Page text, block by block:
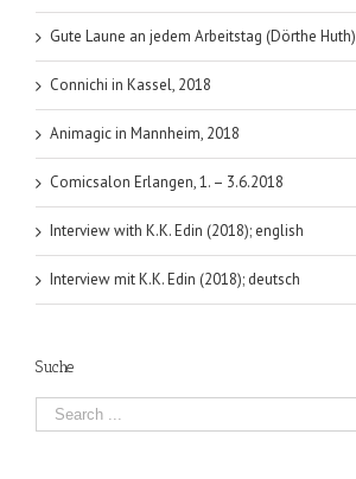
Gute Laune an jedem Arbeitstag (Dörthe Huth)
Connichi in Kassel, 2018
Animagic in Mannheim, 2018
Comicsalon Erlangen, 1. – 3.6.2018
Interview with K.K. Edin (2018); english
Interview mit K.K. Edin (2018); deutsch
Suche